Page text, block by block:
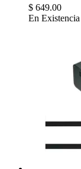
$ 649.00
En Existencia